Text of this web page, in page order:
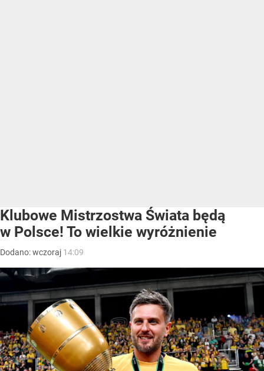
Klubowe Mistrzostwa Świata będą
w Polsce! To wielkie wyróżnienie
Dodano:wczoraj 14:09